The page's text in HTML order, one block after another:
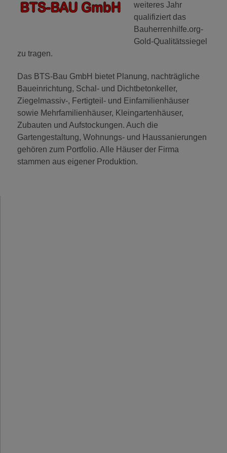
weiteres Jahr
qualifiziert das
Bauherrenhilfe.org-
Gold-Qualitätssiegel
zu tragen.
Das BTS-Bau GmbH bietet Planung, nachträgliche
Baueinrichtung, Schal- und Dichtbetonkeller,
Ziegelmassiv-, Fertigteil- und Einfamilienhäuser
sowie Mehrfamilienhäuser, Kleingartenhäuser,
Zubauten und Aufstockungen. Auch die
Gartengestaltung, Wohnungs- und Haussanierungen
gehören zum Portfolio. Alle Häuser der Firma
stammen aus eigener Produktion.